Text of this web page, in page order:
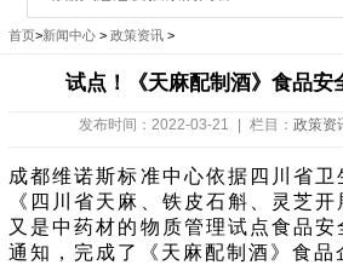
首页>新闻中心 > 政策资讯 >
试点！《天麻配制酒》食品安
发布时间：2022-03-21 栏目： 政策资
成都维诺斯标准中心依据四川省
《四川省天麻、铁皮石斛、灵芝
又是中药材的物质管理试点食品
通知，完成了《天麻配制酒》食品